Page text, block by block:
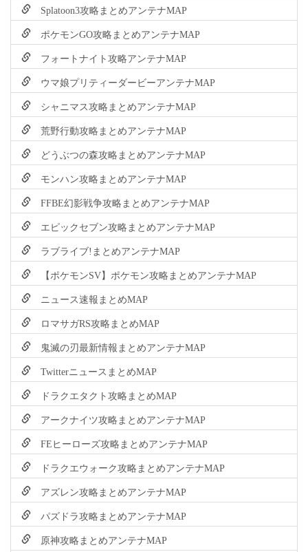
Splatoon3攻略まとめアンテナMAP
ポケモンGO攻略まとめアンテナMAP
フォートナイト攻略アンテナMAP
ウマ娘プリティーダービーアンテナMAP
シャニマス攻略まとめアンテナMAP
荒野行動攻略まとめアンテナMAP
どうぶつの森攻略まとめアンテナMAP
モンハン攻略まとめアンテナMAP
FFBE幻影戦争攻略まとめアンテナMAP
エピックセブン攻略まとめアンテナMAP
ラブライブ!まとめアンテナMAP
【ポケモンSV】ポケモン攻略まとめアンテナMAP
ニュース速報まとめMAP
ロマサガRS攻略まとめMAP
鬼滅の刃最新情報まとめアンテナMAP
TwitterニュースまとめMAP
ドラクエタクト攻略まとめMAP
アークナイツ攻略まとめアンテナMAP
FEヒーローズ攻略まとめアンテナMAP
ドラクエウォーク攻略まとめアンテナMAP
アズレン攻略まとめアンテナMAP
パズドラ攻略まとめアンテナMAP
原神攻略まとめアンテナMAP